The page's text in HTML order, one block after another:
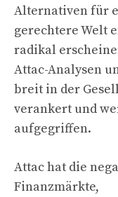
Alternativen für
gerechtere Welt
radikal
Attac-Analysen
breit in der
verankert und
aufgegriffen.
Attac hat die
Finanzmärkte,